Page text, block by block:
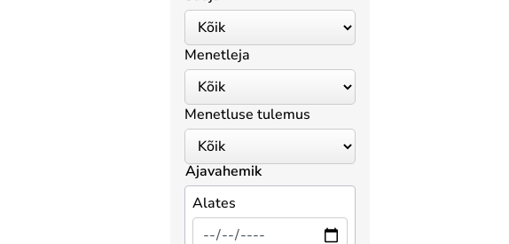
Menetleja
Menetluse tulemus
Ajavahemik
Alates